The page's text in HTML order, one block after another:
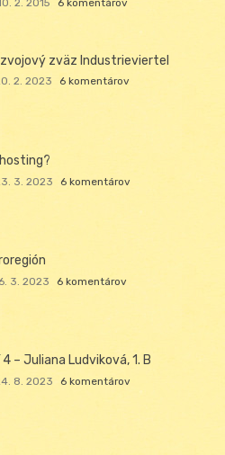
2. 2015 6 komentárov
zväz Industrieviertel
2. 2023 6 komentárov
3. 2023 6 komentárov
6. 3. 2023 6 komentárov
– Juliana Ludviková, 1. B
8. 2023 6 komentárov